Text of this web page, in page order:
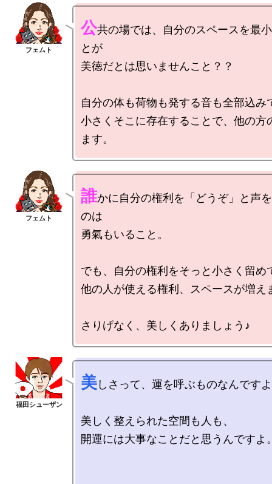
公共の場では、自分のスペースを最
とが
美徳だとは思いませんこと？？
自分の体も荷物も発する音も全部込み
小さくそこに存在することで、他の方
誰かに自分の権利を「どうぞ」と声
のは
勇氣もいること。
でも、自分の権利をそっと小さく留め
他の人が使える権利、スペースが増
美しさって、運を呼ぶものなんです
美しく整えられた空間も人も、
開運には大事なことだと思うんですよ